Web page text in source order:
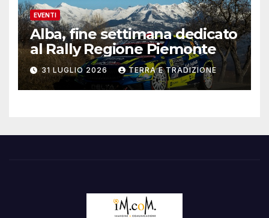
EVENTI
Alba, fine settimana dedicato
al Rally Regione Piemonte
31 LUGLIO 2026 TERRA E TRADIZIONE